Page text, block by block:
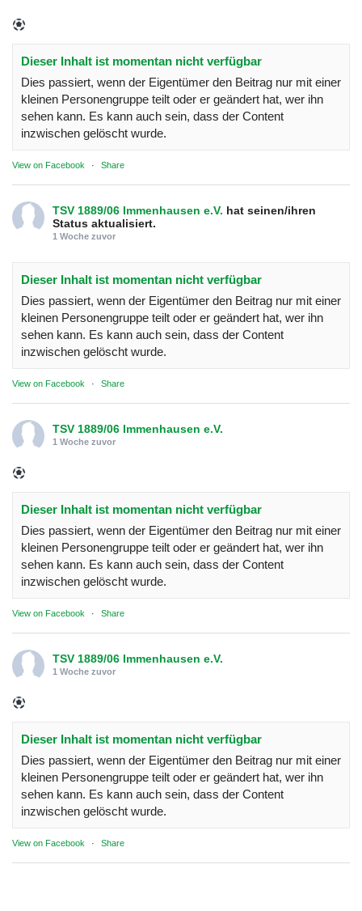
Dieser Inhalt ist momentan nicht verfügbar
Dies passiert, wenn der Eigentümer den Beitrag nur mit einer
kleinen Personengruppe teilt oder er geändert hat, wer ihn
sehen kann. Es kann auch sein, dass der Content
inzwischen gelöscht wurde.
View on Facebook · Share
TSV 1889/06 Immenhausen e.V. hat seinen/ihren
Status aktualisiert.
1 Woche zuvor
Dieser Inhalt ist momentan nicht verfügbar
Dies passiert, wenn der Eigentümer den Beitrag nur mit einer
kleinen Personengruppe teilt oder er geändert hat, wer ihn
sehen kann. Es kann auch sein, dass der Content
inzwischen gelöscht wurde.
View on Facebook · Share
TSV 1889/06 Immenhausen e.V.
1 Woche zuvor
Dieser Inhalt ist momentan nicht verfügbar
Dies passiert, wenn der Eigentümer den Beitrag nur mit einer
kleinen Personengruppe teilt oder er geändert hat, wer ihn
sehen kann. Es kann auch sein, dass der Content
inzwischen gelöscht wurde.
View on Facebook · Share
TSV 1889/06 Immenhausen e.V.
1 Woche zuvor
Dieser Inhalt ist momentan nicht verfügbar
Dies passiert, wenn der Eigentümer den Beitrag nur mit einer
kleinen Personengruppe teilt oder er geändert hat, wer ihn
sehen kann. Es kann auch sein, dass der Content
inzwischen gelöscht wurde.
View on Facebook · Share